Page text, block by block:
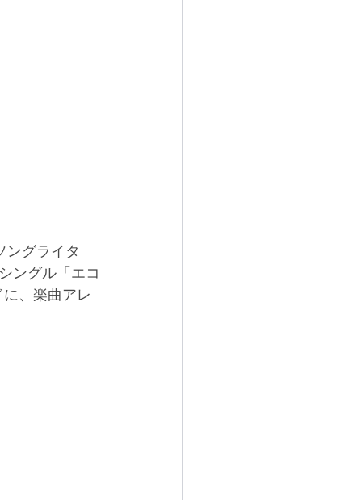
ングライタ
ングル「エコ
、楽曲アレ